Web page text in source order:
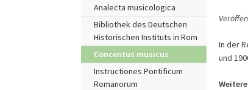
Analecta musicologica
Bibliothek des Deutschen
Historischen Instituts in Rom
Concentus musicus
Instructiones Pontificum
Romanorum
In der
und